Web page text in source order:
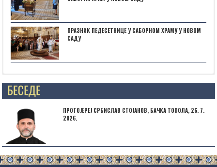
ПРАЗНИК ПЕДЕСЕТНИЦЕ У САБОРНОМ ХРАМУ У НОВОМ
САДУ
Posts not found
ПРОТОЈЕРЕЈ СРБИСЛАВ СТОЈАНОВ, БАЧКА ТОПОЛА, 26. 7.
2026.